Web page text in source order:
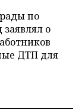
по
о
ДТП для